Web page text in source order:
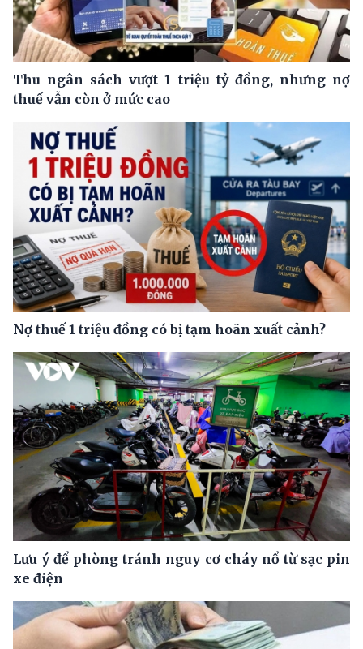
Thu ngân sách vượt 1 triệu tỷ đồng, nhưng nợ
thuế vẫn còn ở mức cao
Nợ thuế 1 triệu đồng có bị tạm hoãn xuất cảnh?
Lưu ý để phòng tránh nguy cơ cháy nổ từ sạc pin
xe điện